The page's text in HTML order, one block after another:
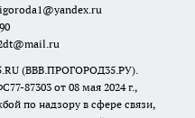
(ВВВ.ПРОГОРОД35.РУ).
87303 от 08 мая 2024 г.,
по надзору в сфере связи,